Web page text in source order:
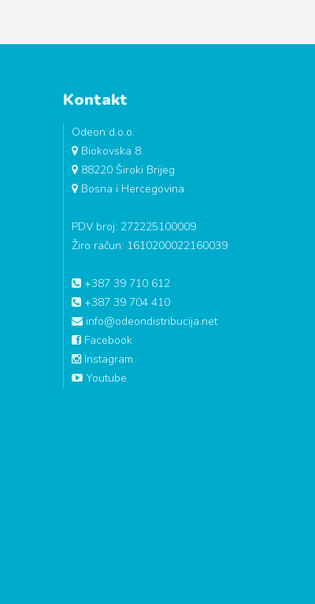
Kontakt
Odeon d.o.o.
Biokovska 8.
88220 Široki Brijeg
Bosna i Hercegovina
PDV broj: 272225100009
Žiro račun: 1610200022160039
+387 39 710 612
+387 39 704 410
info@odeondistribucija.net
Facebook
Instagram
Youtube